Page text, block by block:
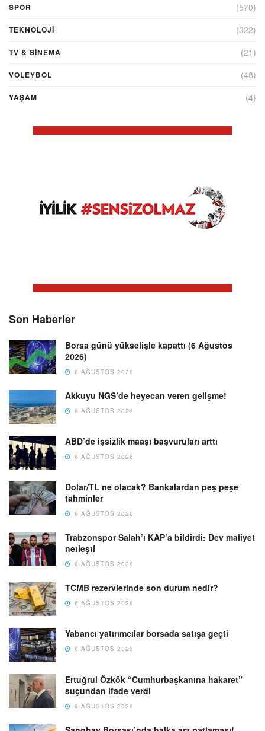
SPOR (570)
TEKNOLOJİ (322)
TV & SINEMA (21)
VOLEYBOL (48)
YAŞAM (4)
Son Haberler
Borsa günü yükselişle kapattı (6 Ağustos
2026)
6 AĞUSTOS 2026
Akkuyu NGS’de heyecan veren gelişme!
6 AĞUSTOS 2026
ABD’de işsizlik maaşı başvuruları arttı
6 AĞUSTOS 2026
Dolar/TL ne olacak? Bankalardan peş peşe
tahminler
6 AĞUSTOS 2026
Trabzonspor Salah’ı KAP’a bildirdi: Dev maliyet
netleşti
6 AĞUSTOS 2026
TCMB rezervlerinde son durum nedir?
6 AĞUSTOS 2026
Yabancı yatırımcılar borsada satışa geçti
6 AĞUSTOS 2026
Ertuğrul Özkök “Cumhurbaşkanına hakaret”
suçundan ifade verdi
6 AĞUSTOS 2026